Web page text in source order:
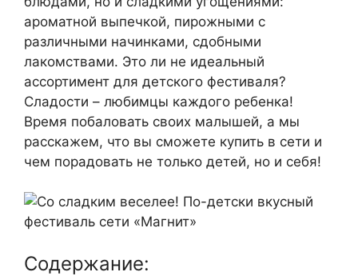
ароматной выпечкой, пирожными с
различными начинками, сдобными
лакомствами. Это ли не идеальный
ассортимент для детского фестиваля?
Сладости – любимцы каждого ребенка!
Время побаловать своих малышей, а мы
расскажем, что вы сможете купить в сети и
чем порадовать не только детей, но и себя!
Содержание: